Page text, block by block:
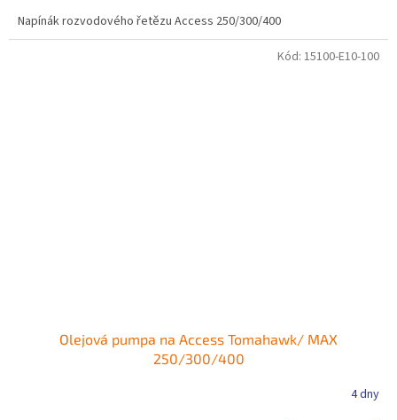
Napínák rozvodového řetězu Access 250/300/400
Olejová pumpa na Access Tomahawk/ MAX
250/300/400
4 dny
Kód: 15100-E10-100